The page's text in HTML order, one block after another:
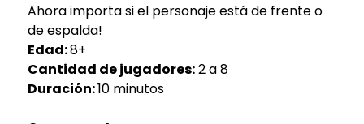
Ahora importa si el personaje está de frente o
de espalda!
Edad:8+
Cantidad de jugadores:2 a 8
Duración:10 minutos